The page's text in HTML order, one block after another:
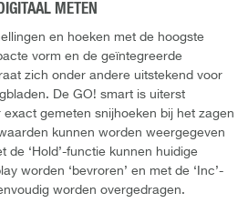
METEN
en hoeken met de hoogste
vorm en de geïntegreerde
zich onder andere uitstekend voor
De GO! smart is uiterst
gemeten snijhoeken bij het zagen
kunnen worden weergegeven
de ‘Hold’-functie kunnen huidige
worden ‘bevroren’ en met de ‘Inc’-
worden overgedragen.